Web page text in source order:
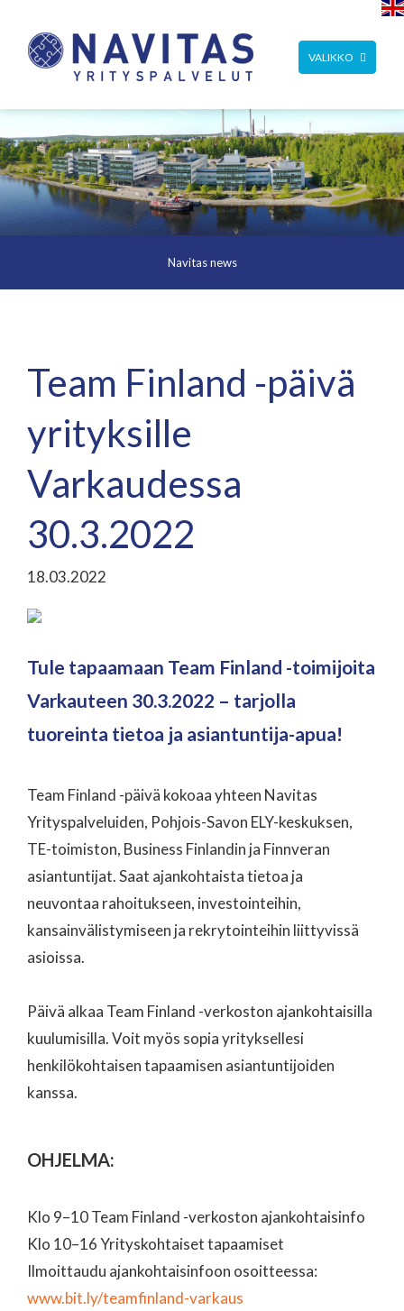
TOGGLE
NAVIGATION
VALIKKO
Navitas news
Team Finland -päivä
yrityksille
Varkaudessa
30.3.2022
18.03.2022
Tule tapaamaan Team Finland -toimijoita
Varkauteen 30.3.2022 – tarjolla
tuoreinta tietoa ja asiantuntija-apua!
Team Finland -päivä kokoaa yhteen Navitas
Yrityspalveluiden, Pohjois-Savon ELY-keskuksen,
TE-toimiston, Business Finlandin ja Finnveran
asiantuntijat. Saat ajankohtaista tietoa ja
neuvontaa rahoitukseen, investointeihin,
kansainvälistymiseen ja rekrytointeihin liittyvissä
asioissa.
Päivä alkaa Team Finland -verkoston ajankohtaisilla
kuulumisilla. Voit myös sopia yrityksellesi
henkilökohtaisen tapaamisen asiantuntijoiden
kanssa.
OHJELMA:
Klo 9–10 Team Finland -verkoston ajankohtaisinfo
Klo 10–16 Yrityskohtaiset tapaamiset
Ilmoittaudu ajankohtaisinfoon osoitteessa:
www.bit.ly/teamfinland-varkaus